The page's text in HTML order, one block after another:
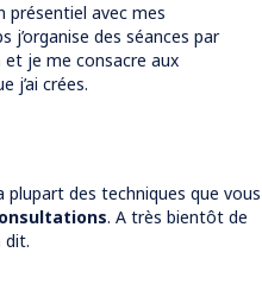
présentiel avec mes
des séances par
je me consacre aux
j’ai crées.
plupart des techniques que vous
. A très bientôt de
dit.